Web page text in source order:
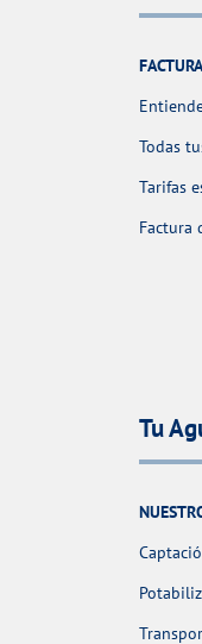
Todas
Tarifas
Factura
Tu